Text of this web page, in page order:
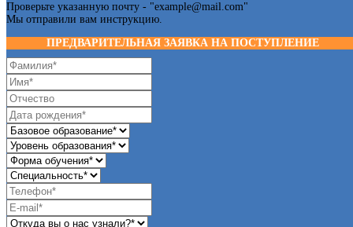
Проверьте указанную почту - "example@mail.com"
Мы отправили вам инструкцию.
ПРЕДВАРИТЕЛЬНАЯ ЗАЯВКА НА ПОСТУПЛЕНИЕ